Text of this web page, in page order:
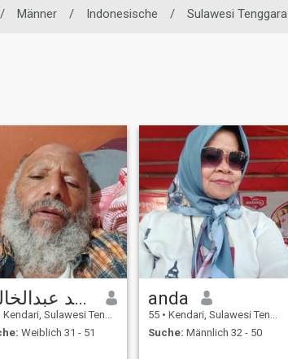
/ Männer / Indonesische / Sulawesi Tenggara
محمد عبدالخالق
Kendari, Sulawesi Tenggara, Indonesien
Weiblich 31 - 51
anda
55 • Kendari, Sulawesi Tenggara, Indonesien
Suche: Männlich 32 - 50